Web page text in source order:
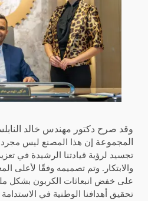
وقد صرح دكتور مهندس خالد
المجموعة إن هذا المصنع ليس
تجسيد لرؤية قيادتنا الرشيدة في
والابتكار . وتم تصميمه وفقًا لأعلى
على خفض انبعاثات الكربون بشكل
تحقيق أهدافنا الوطنية في الاستدامة